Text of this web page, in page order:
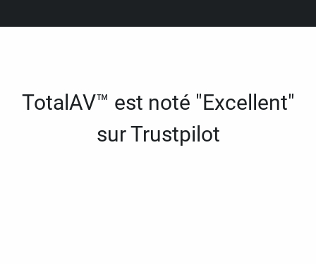
TotalAV™ est noté "Excellent"
sur Trustpilot